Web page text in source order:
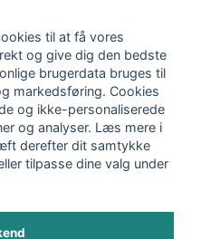
til at få vores
og give dig den bedste
brugerdata bruges til
markedsføring. Cookies
og ikke-personaliserede
og analyser. Læs mere i
derefter dit samtykke
tilpasse dine valg under